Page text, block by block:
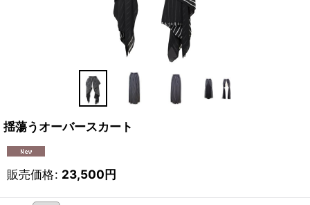
揺蕩うオーバースカート
販売価格: 23,500円